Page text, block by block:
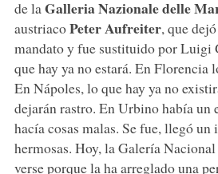
de la Galleria Nazionale delle
austriacoPeter Aufreiter, que
mandato y fue sustituido por Luigi
que hay ya no estará. En Florencia
En Nápoles, lo que hay ya no
dejarán rastro. En Urbino había un
hacía cosas malas. Se fue, llegó un
hermosas. Hoy, la Galería
verse porque la ha arreglado una